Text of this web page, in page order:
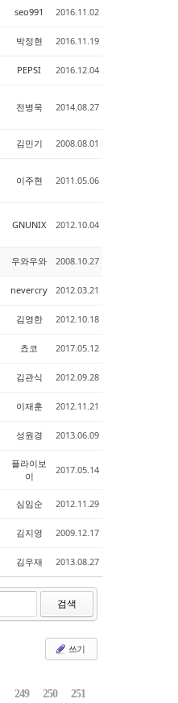
seo991 2016.11.02
박정현 2016.11.19
PEPSI 2016.12.04
전병욱 2014.08.27
김민기 2008.08.01
이주현 2011.05.06
GNUNIX 2012.10.04
우와우와 2008.10.27
nevercry 2012.03.21
김영한 2012.10.18
쵸코 2017.05.12
김관식 2012.09.28
이재훈 2012.11.21
성원경 2013.06.09
플라이보
이
2017.05.14
심임순 2012.11.29
김지영 2009.12.17
김우재 2013.08.27
검색
쓰기
249 250 251